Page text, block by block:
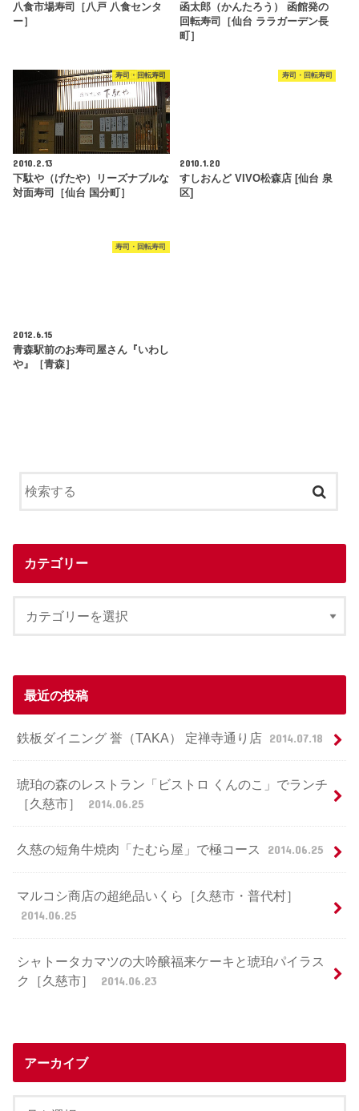
八食市場寿司［八戸 八食センタ
ー］
函太郎（かんたろう） 函館発の
回転寿司［仙台 ララガーデン長
町］
寿司・回転寿司
2010.2.13
下駄や（げたや）リーズナブルな
対面寿司［仙台 国分町］
寿司・回転寿司
2010.1.20
すしおんど VIVO松森店 [仙台 泉
区]
寿司・回転寿司
2012.6.15
青森駅前のお寿司屋さん『いわし
や』［青森］
カテゴリー
最近の投稿
鉄板ダイニング 誉（TAKA） 定禅寺通り店 2014.07.18
琥珀の森のレストラン「ビストロ くんのこ」でランチ
［久慈市］
2014.06.25
久慈の短角牛焼肉「たむら屋」で極コース 2014.06.25
マルコシ商店の超絶品いくら［久慈市・普代村］
2014.06.25
シャトータカマツの大吟醸福来ケーキと琥珀パイラス
ク［久慈市］
2014.06.23
アーカイブ